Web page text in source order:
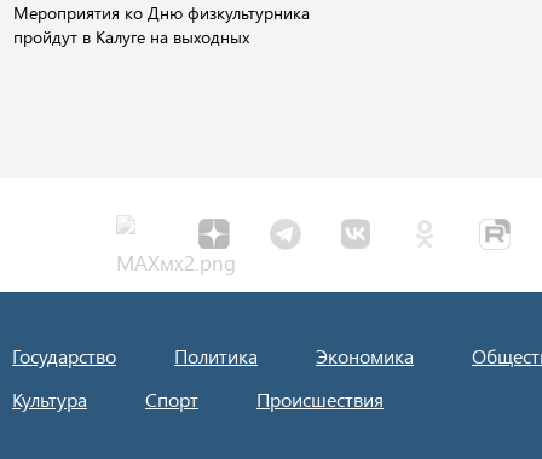
Мероприятия ко Дню физкультурника
пройдут в Калуге на выходных
Государство Политика Экономика
Культура
Спорт Происшествия